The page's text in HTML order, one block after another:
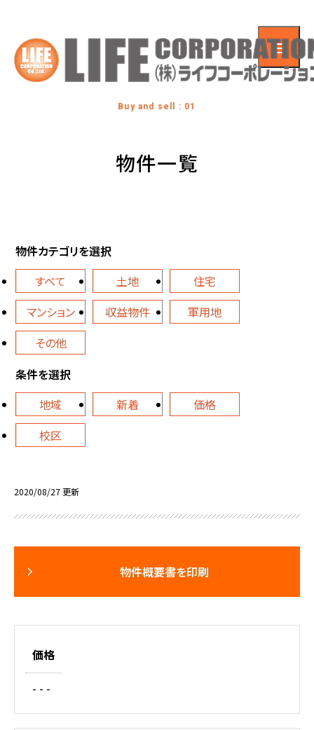
Buy and sell : 01
物件一覧
物件カテゴリを選択
すべて
土地
住宅
マンション
収益物件
軍用地
その他
条件を選択
地域
新着
価格
校区
2020/08/27 更新
物件概要書を印刷
価格
- - -